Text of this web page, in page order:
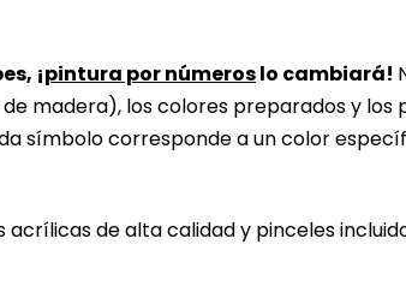
¡pintura por númeroslo cambiará!
madera), los colores preparados y los
símbolo corresponde a un color
acrílicas de alta calidad y pinceles